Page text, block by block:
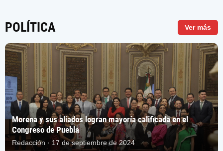
POLÍTICA Ver más
Morena y sus aliados logran mayoría calificada en el
Congreso de Puebla
Redacción · 17 de septiembre de 2024